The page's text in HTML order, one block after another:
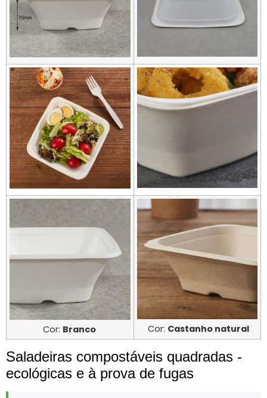
Cor: Branco Cor: Castanho natural
Saladeiras compostáveis quadradas -
ecológicas e à prova de fugas